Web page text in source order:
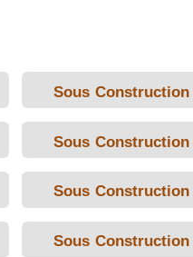
Sous Construction
Sous Construction
Sous Construction
Sous Construction